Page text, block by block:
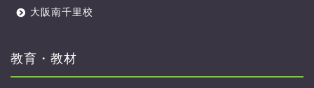
大阪南千里校
教育・教材